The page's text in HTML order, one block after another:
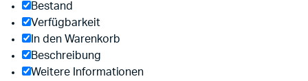
Bestand
Verfügbarkeit
In den Warenkorb
Beschreibung
Weitere Informationen